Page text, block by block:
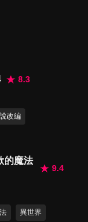
8.3
改編
的魔法
9.4
異世界